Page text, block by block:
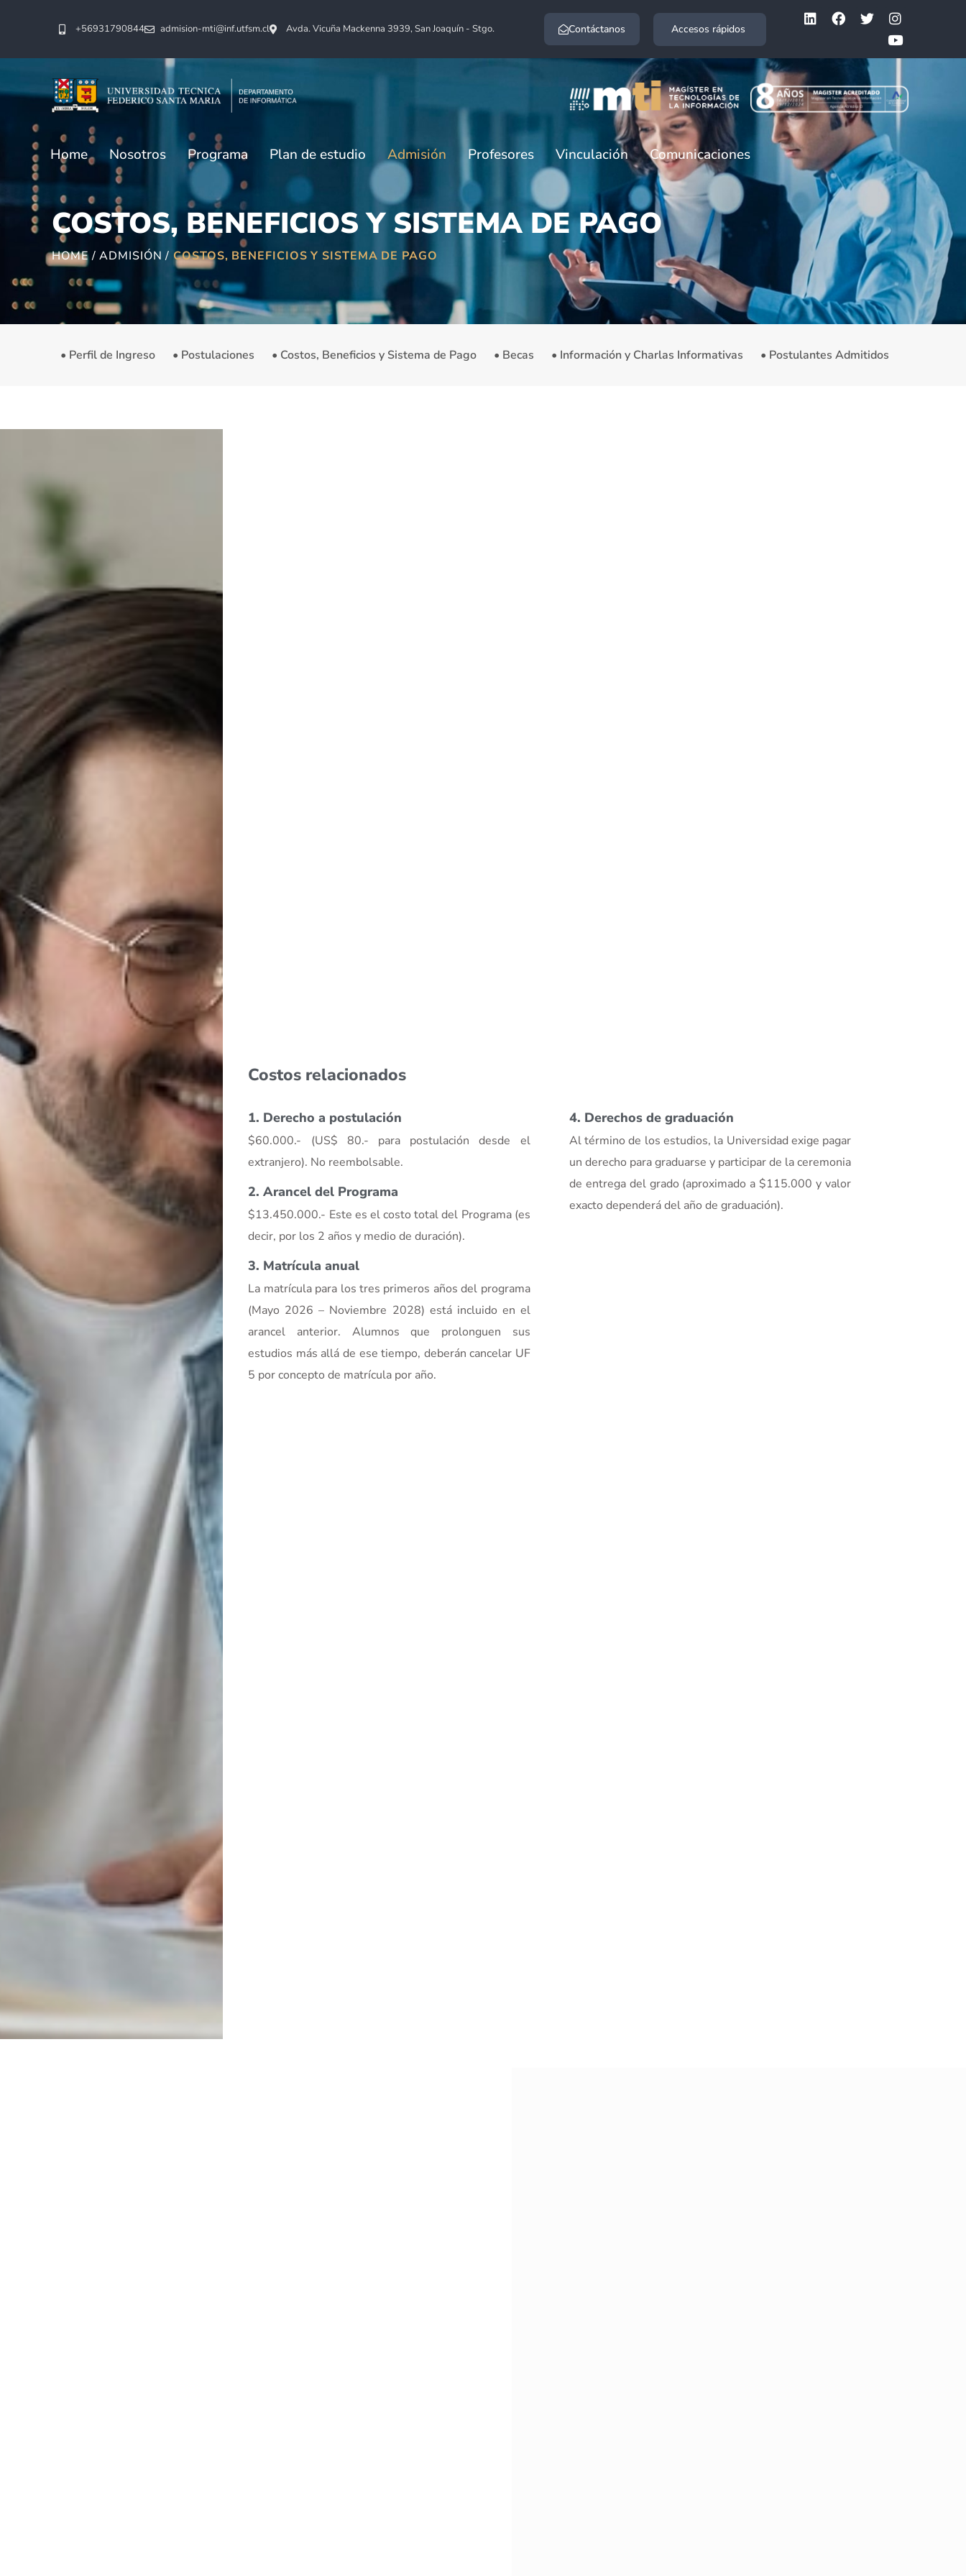
+56931790844 admision-mti@inf.utfsm.cl Avda. Vicuña Mackenna 3939, San Joaquín - Stgo. Contáctanos Accesos rápidos
Home Nosotros Programa Plan de estudio Admisión Profesores Vinculación Comunicaciones
COSTOS, BENEFICIOS Y SISTEMA DE PAGO
HOME / ADMISIÓN /COSTOS, BENEFICIOS Y SISTEMA DE PAGO
• Perfil de Ingreso • Postulaciones • Costos, Beneficios y Sistema de Pago • Becas • Información y Charlas Informativas • Postulantes Admitidos
Costos relacionados
1. Derecho a postulación
$60.000.- (US$ 80.- para postulación desde el
extranjero). No reembolsable.
2. Arancel del Programa
$13.450.000.- Este es el costo total del Programa (es
decir, por los 2 años y medio de duración).
3. Matrícula anual
La matrícula para los tres primeros años del programa
(Mayo 2026 – Noviembre 2028) está incluido en el
arancel anterior. Alumnos que prolonguen sus
estudios más allá de ese tiempo, deberán cancelar UF
5 por concepto de matrícula por año.
4. Derechos de graduación
Al término de los estudios, la Universidad exige pagar
un derecho para graduarse y participar de la ceremonia
de entrega del grado (aproximado a $115.000 y valor
exacto dependerá del año de graduación).